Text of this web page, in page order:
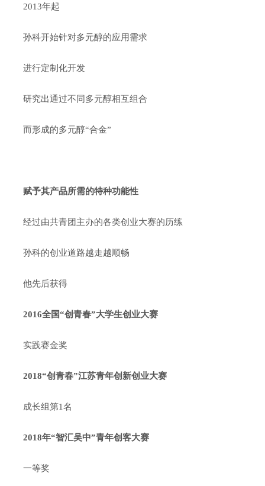
2013年起
孙科开始针对多元醇的应用需求
进行定制化开发
研究出通过不同多元醇相互组合
而形成的多元醇“合金”
赋予其产品所需的特种功能性
经过由共青团主办的各类创业大赛的历练
孙科的创业道路越走越顺畅
他先后获得
2016全国“创青春”大学生创业大赛
实践赛金奖
2018“创青春”江苏青年创新创业大赛
成长组第1名
2018年“智汇吴中”青年创客大赛
一等奖